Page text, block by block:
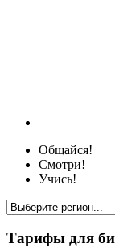
Общайся!
Смотри!
Учись!
Тарифы для